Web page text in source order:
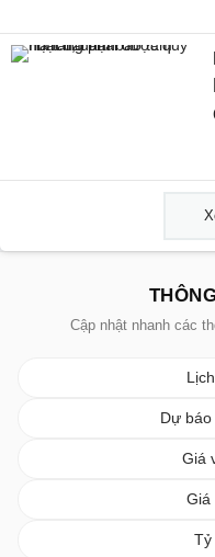
Cập nhật nhanh các
Dự
Giá
Giá
Tỷ